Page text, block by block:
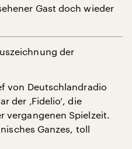
Gast doch wieder
der
von Deutschlandradio
der ‚Fidelio‘, die
vergangenen Spielzeit.
Ganzes, toll